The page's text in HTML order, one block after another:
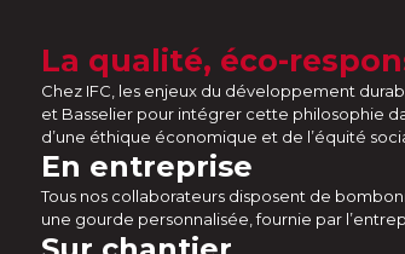
La qualité, éco-
Chez IFC, les enjeux du développement
et Basselier pour intégrer cette philosophie
d’une éthique économique et de l’équité
En entreprise
Tous nos collaborateurs disposent de
une gourde personnalisée, fournie par